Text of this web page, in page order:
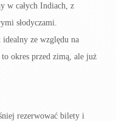
w całych Indiach, z
słodyczami.
ze względu na
okres przed zimą, ale już
rezerwować bilety i